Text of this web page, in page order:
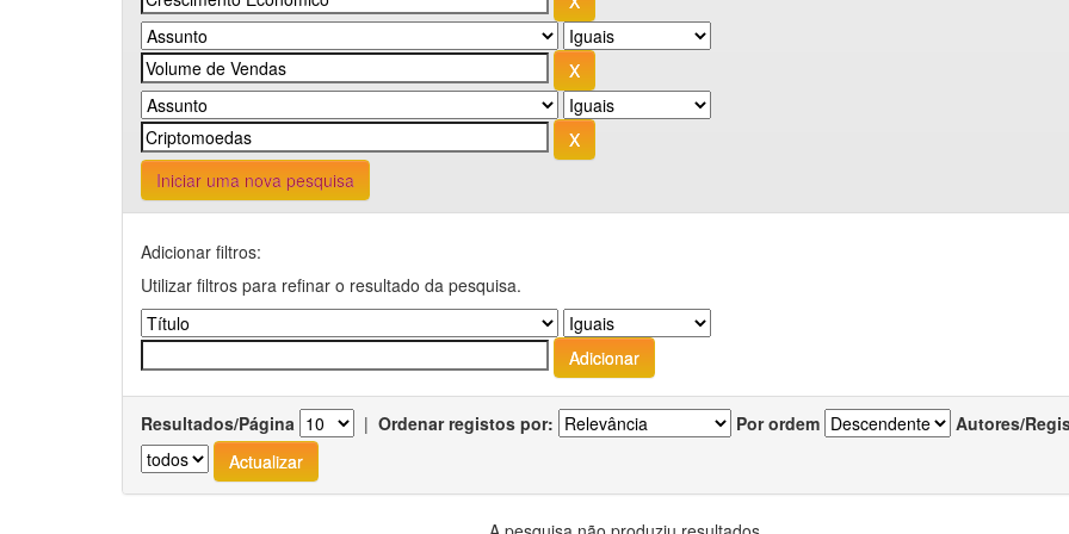
Iniciar uma nova pesquisa
Adicionar filtros:
Utilizar filtros para refinar o resultado da pesquisa.
Resultados/Página | Ordenar registos por: Por ordem Autores/